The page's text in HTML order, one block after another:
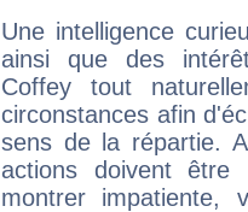
Une intelligence
ainsi que des
Coffey tout
circonstances afin
sens de la répartie.
actions doivent
montrer impatiente,